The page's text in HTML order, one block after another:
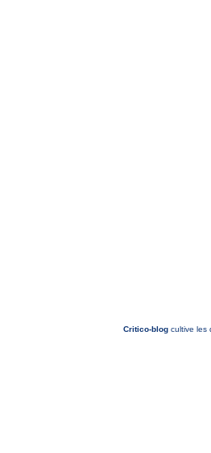
Critico-blog cultive les